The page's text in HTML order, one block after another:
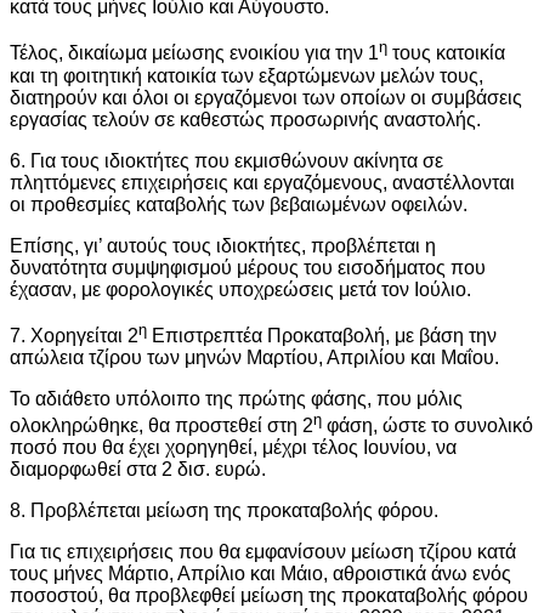
κατά τους μήνες Ιούλιο και Αύγουστο.
Τέλος, δικαίωμα μείωσης ενοικίου για την 1η τους κατοικία
και τη φοιτητική κατοικία των εξαρτώμενων μελών τους,
διατηρούν και όλοι οι εργαζόμενοι των οποίων οι συμβάσεις
εργασίας τελούν σε καθεστώς προσωρινής αναστολής.
6. Για τους ιδιοκτήτες που εκμισθώνουν ακίνητα σε
πληττόμενες επιχειρήσεις και εργαζόμενους, αναστέλλονται
οι προθεσμίες καταβολής των βεβαιωμένων οφειλών.
Επίσης, γι’ αυτούς τους ιδιοκτήτες, προβλέπεται η
δυνατότητα συμψηφισμού μέρους του εισοδήματος που
έχασαν, με φορολογικές υποχρεώσεις μετά τον Ιούλιο.
7. Χορηγείται 2η Επιστρεπτέα Προκαταβολή, με βάση την
απώλεια τζίρου των μηνών Μαρτίου, Απριλίου και Μαΐου.
Το αδιάθετο υπόλοιπο της πρώτης φάσης, που μόλις
ολοκληρώθηκε, θα προστεθεί στη 2η φάση, ώστε το συνολικό
ποσό που θα έχει χορηγηθεί, μέχρι τέλος Ιουνίου, να
διαμορφωθεί στα 2 δισ. ευρώ.
8. Προβλέπεται μείωση της προκαταβολής φόρου.
Για τις επιχειρήσεις που θα εμφανίσουν μείωση τζίρου κατά
τους μήνες Μάρτιο, Απρίλιο και Μάιο, αθροιστικά άνω ενός
ποσοστού, θα προβλεφθεί μείωση της προκαταβολής φόρου